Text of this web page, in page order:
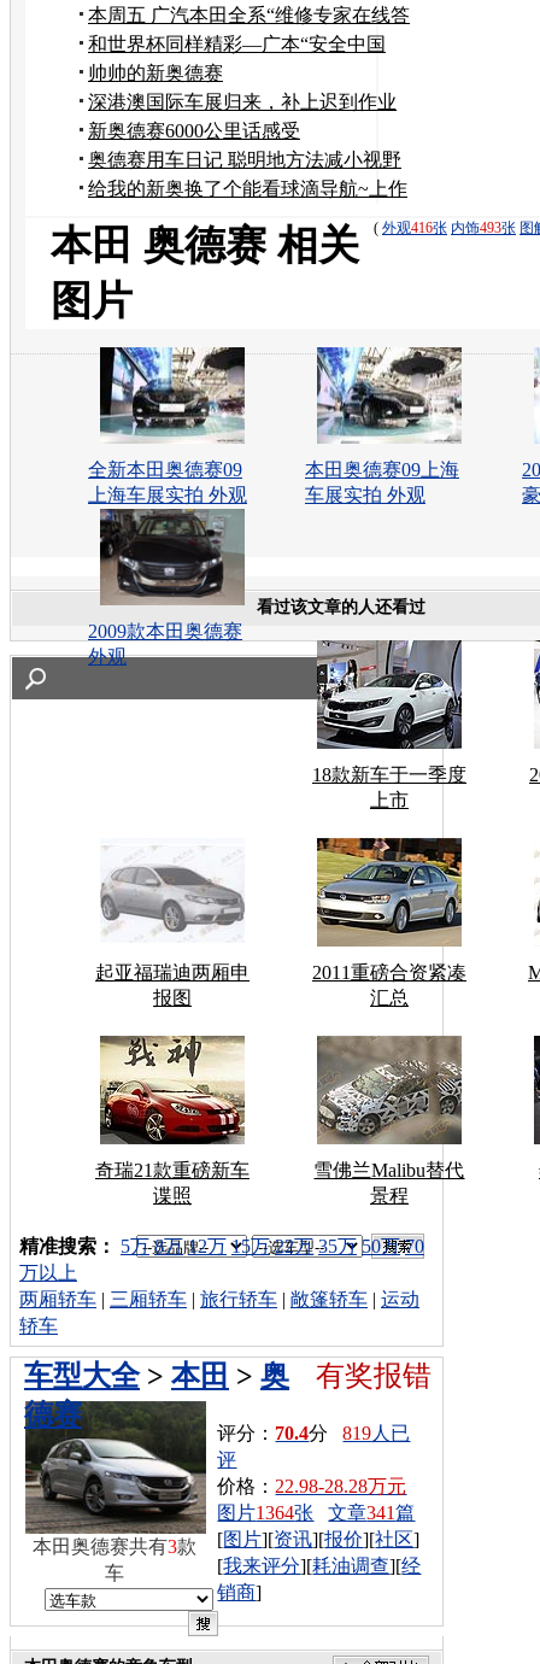
本周五 广汽本田全系“维修专家在线答
疑”
和世界杯同样精彩—广本“安全中国
行”重庆站体验有感
帅帅的新奥德赛
深港澳国际车展归来，补上迟到作业
新奥德赛6000公里话感受
奥德赛用车日记 聪明地方法减小视野
盲区
给我的新奥换了个能看球滴导航~上作
( 外观416张 内饰493张 图
本田 奥德赛 相关
图片
全新本田奥德赛09
上海车展实拍 外观
本田奥德赛09上海
车展实拍 外观
2009款本田奥德赛
外观
看过该文章的人还看过
18款新车于一季度
上市
起亚福瑞迪两厢申
报图
2011重磅合资紧凑
汇总
奇瑞21款重磅新车
谍照
雪佛兰Malibu替代
景程
车型搜索：
精准搜索： 5万 8万 12万 15万 22万 35万 50万 70
万以上
两厢轿车 | 三厢轿车 | 旅行轿车 | 敞篷轿车 | 运动
轿车
有奖报错
车型大全> 本田 > 奥
德赛
评分： 70.4分819人已
评
价格： 22.98-28.28万元
图片1364张 文章341篇
[图片][资讯][报价][社区]
[我来评分][耗油调查][经
销商]
本田奥德赛共有3款
车